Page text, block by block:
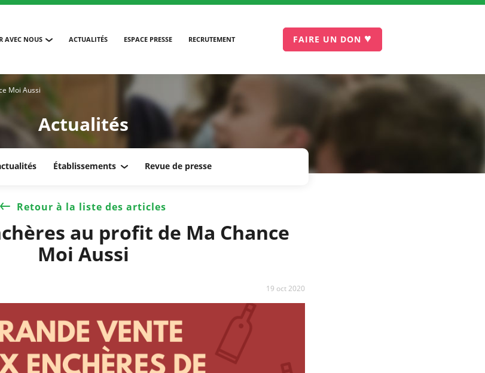
AVEC NOUS ACTUALITÉS ESPACE PRESSE RECRUTEMENT FAIRE UN DON ♥
Moi Aussi
Actualités
Établissements Revue de presse
Retour à la liste des articles
au profit de Ma Chance
Moi Aussi
19 oct 2020